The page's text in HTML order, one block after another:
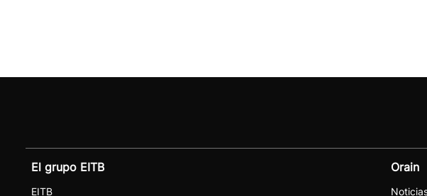
El grupo EITB
EITB
Orain